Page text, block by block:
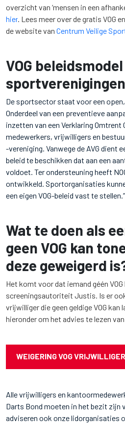
overzicht van ‘mensen in een
hier. Lees meer over de gratis VOG
de website van Centrum Veilige
VOG beleidsmodel
sportverenigingen
De sportsector staat voor een
Onderdeel van een preventieve
inzetten van een Verklaring Omtrent
medewerkers, vrijwilligers en
-vereniging. Vanwege de AVG dient
beleid te beschikken dat aan een
voldoet. Ter ondersteuning heeft
ontwikkeld. Sportorganisaties
een eigen VOG-beleid vast te stellen.”
Wat te doen als
geen VOG kan
deze geweigerd
Het komt voor dat iemand géén
screeningsautoriteit Justis. Is er
vrijwilliger die geen geldige VOG
hieronder om het advies te lezen
WEIGERING VOG VRIJWILLIGER
Alle vrijwilligers en
Darts Bond moeten in het bezit zijn
adviseren ook onze lidorganisaties